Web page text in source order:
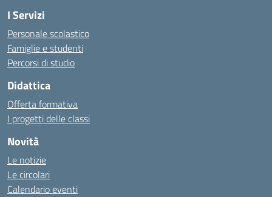
I Servizi
Personale scolastico
Famiglie e studenti
Percorsi di studio
Didattica
Offerta formativa
I progetti delle classi
Novità
Le notizie
Le circolari
Calendario eventi